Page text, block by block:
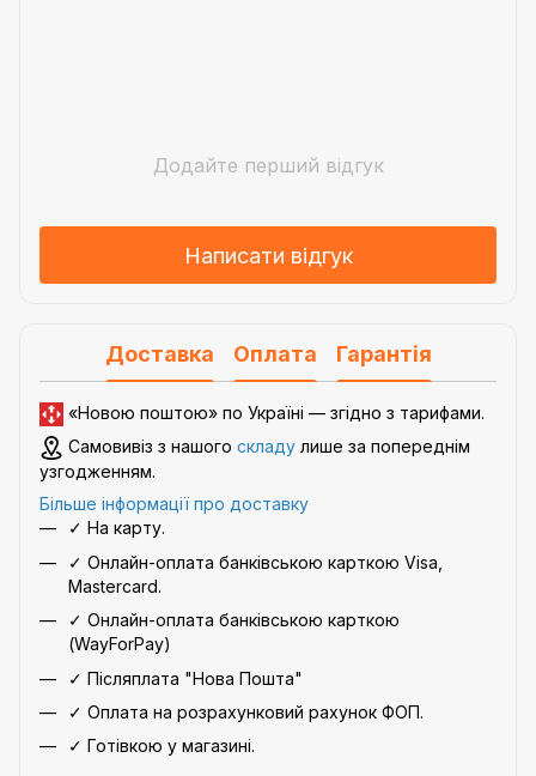
Додайте перший відгук
Написати відгук
Доставка Оплата Гарантія
«Новою поштою» по Україні — згідно з тарифами.
Самовивіз з нашого складу лише за попереднім
узгодженням.
Більше інформації про доставку
✓ На карту.
✓ Онлайн-оплата банківською карткою Visa,
Mastercard.
✓ Онлайн-оплата банківською карткою
(WayForPay)
✓ Післяплата "Нова Пошта"
✓ Оплата на розрахунковий рахунок ФОП.
✓ Готівкою у магазині.